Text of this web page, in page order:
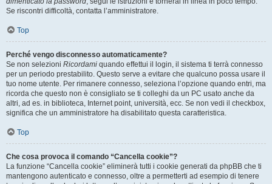
Se riscontri difficoltà, contatta l’amministratore.
Top
Perché vengo disconnesso automaticamente?
Se non selezioni Ricordami quando effettui il login, il sistema ti terrà connesso
per un periodo prestabilito. Questo serve a evitare che qualcuno possa usare il
tuo nome utente. Per rimanere connesso, seleziona l’opzione quando entri, ma
ricorda che questo non è consigliato se ti colleghi da un PC usato anche da
altri, ad es. in biblioteca, Internet point, università, ecc. Se non vedi il checkbox,
significa che un amministratore ha disabilitato questa caratteristica.
Top
Che cosa provoca il comando “Cancella cookie”?
La funzione “Cancella cookie” eliminerà tutti i cookie generati da phpBB che ti
mantengono autenticato e connesso, oltre a permetterti ad esempio di tenere